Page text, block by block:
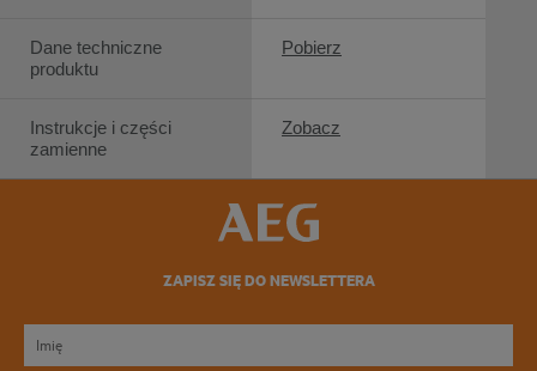
Dane techniczne
produktu
Instrukcje i części
zamienne
Pobierz
Zobacz
ZAPISZ SIĘ DO NEWSLETTERA